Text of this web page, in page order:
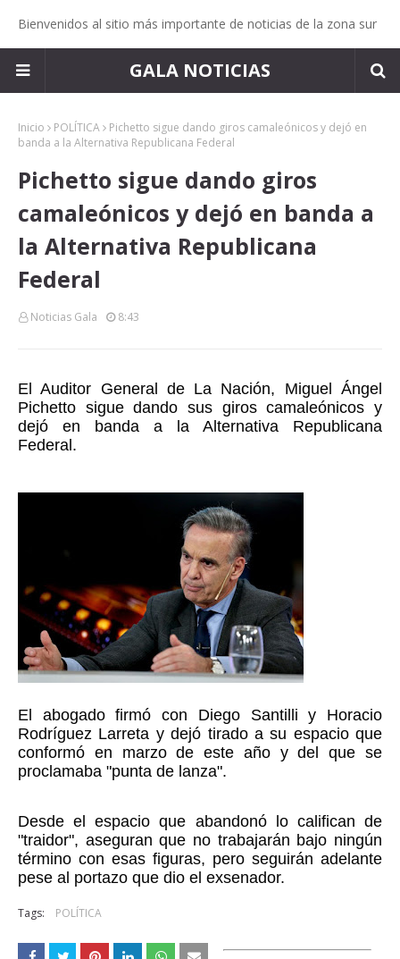
Bienvenidos al sitio más importante de noticias de la zona sur
GALA NOTICIAS
Inicio POLÍTICA
Pichetto sigue dando giros camaleónicos y dejó en
banda a la Alternativa Republicana Federal
Pichetto sigue dando giros
camaleónicos y dejó en banda a
la Alternativa Republicana
Federal
Noticias Gala 8:43
El Auditor General de La Nación, Miguel Ángel
Pichetto sigue dando sus giros camaleónicos y
dejó en banda a la Alternativa Republicana
El abogado firmó con Diego Santilli y Horacio
Rodríguez Larreta y dejó tirado a su espacio que
conformó en marzo de este año y del que se
proclamaba "punta de lanza".
Desde el espacio que abandonó lo califican de
"traidor", aseguran que no trabajarán bajo ningún
término con esas figuras, pero seguirán adelante
pese al portazo que dio el exsenador.
Tags: POLÍTICA